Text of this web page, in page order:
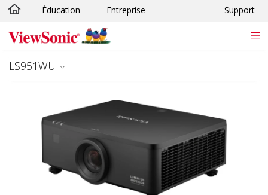
Passer au contenu principal
Éducation Entreprise Support
LS951WU